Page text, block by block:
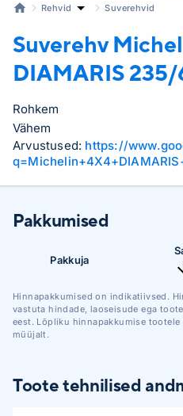
Rehvid Suverehvid
Suverehv
DIAMARIS
Rohkem
Vähem
Arvustused: https://
Pakkumised
Pakkuja
Hinnapakkumised on indikatiivsed.
vastuta hindade, laoseisude ega
eest. Lõpliku hinnapakkumise tootele
müüjalt.
Toote tehnilised